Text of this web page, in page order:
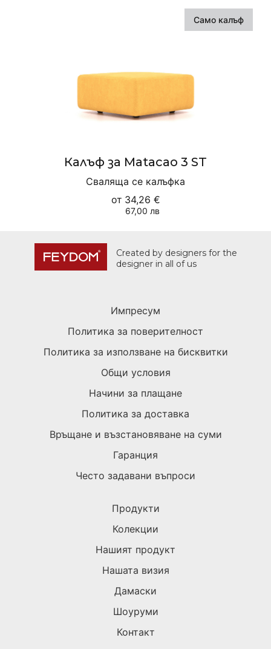
Само калъф
Калъф за Matacao 3 ST
Сваляща се калъфка
от 34,26 €
67,00 лв
Created by designers for the
designer in all of us
Импресум
Политика за поверителност
Политика за използване на бисквитки
Общи условия
Начини за плащане
Политика за доставка
Връщане и възстановяване на суми
Гаранция
Често задавани въпроси
Продукти
Колекции
Нашият продукт
Нашата визия
Дамаски
Шоуруми
Контакт